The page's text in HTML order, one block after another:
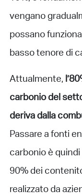
vengano
possano
basso tenore di
Attualmente,
carbonio del
deriva dalla
Passare a fonti
carbonio è
90% dei
realizzato da